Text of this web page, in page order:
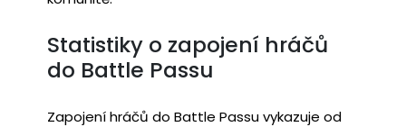
Statistiky o zapojení hráčů
do Battle Passu
Zapojení hráčů do Battle Passu vykazuje od